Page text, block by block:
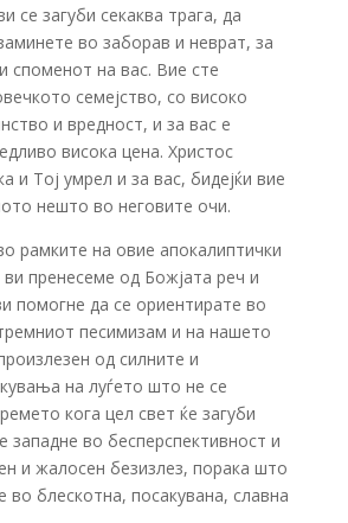
се загуби секаква трага, да
во заборав и неврат, за
споменот на вас. Вие сте
семејство, со високо
и вредност, и за вас е
висока цена. Христос
и Тој умрел и за вас, бидејќи вие
нешто во неговите очи.
рамките на овие апокалиптички
пренесеме од Божјата реч и
помогне да се ориентирате во
песимизам и на нашето
од силните и
на луѓето што не се
кога цел свет ќе загуби
западне во бесперспективност и
и жалосен безизлез, порака што
во блескотна, посакувана, славна